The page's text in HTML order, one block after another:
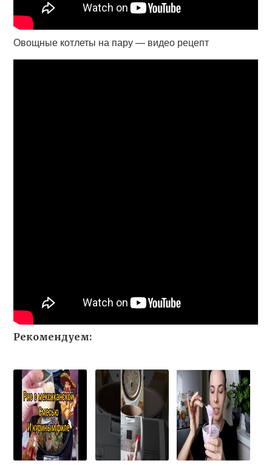
Овощные котлеты на пару — видео рецепт
Рекомендуем: